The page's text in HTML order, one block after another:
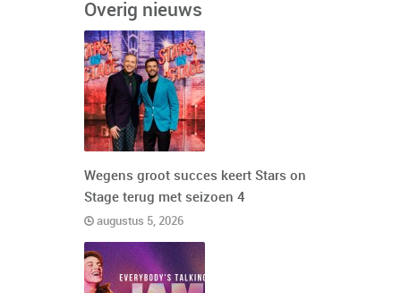
Overig nieuws
Wegens groot succes keert Stars on
Stage terug met seizoen 4
augustus 5, 2026